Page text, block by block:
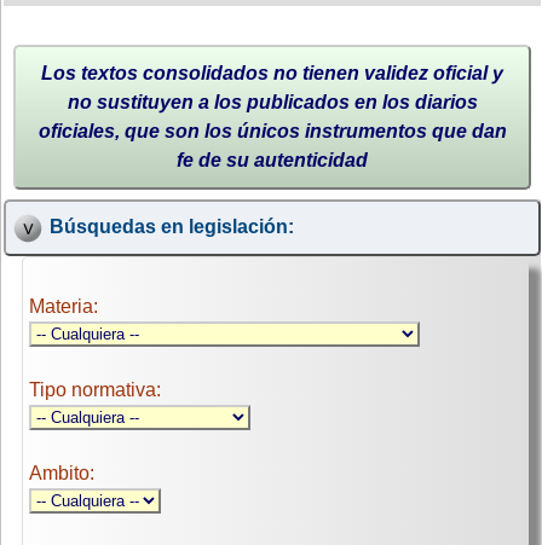
Los textos consolidados no tienen validez oficial y
no sustituyen a los publicados en los diarios
oficiales, que son los únicos instrumentos que dan
fe de su autenticidad
Búsquedas en legislación:
Materia:
Tipo normativa:
Ambito: